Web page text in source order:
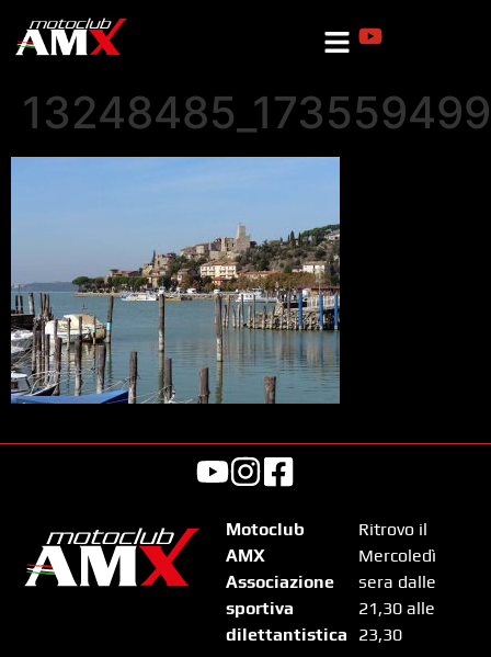
Motoclub
AMX
Associazione
sportiva
dilettantistica
Ritrovo il
Mercoledì
sera dalle
21,30 alle
23,30